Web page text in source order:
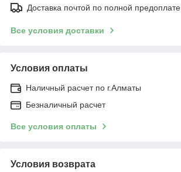
Доставка почтой по полной предоплате
Все условия доставки
Условия оплаты
Наличный расчет по г.Алматы
Безналичный расчет
Все условия оплаты
Условия возврата